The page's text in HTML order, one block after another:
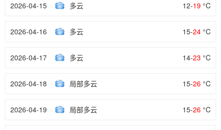
2026-04-15 多云 12-19 °C
2026-04-16 多云 15-24 °C
2026-04-17 多云 14-23 °C
2026-04-18 局部多云 15-26 °C
2026-04-19 局部多云 15-26 °C